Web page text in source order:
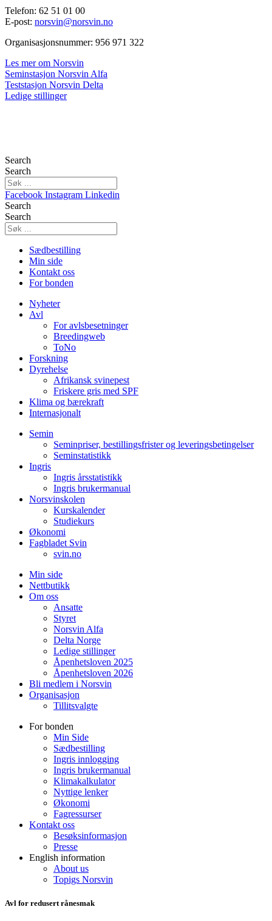
Telefon: 62 51 01 00
E-post: norsvin@norsvin.no
Organisasjonsnummer: 956 971 322
Les mer om Norsvin
Seminstasjon Norsvin Alfa
Teststasjon Norsvin Delta
Ledige stillinger
Search
Search
Facebook Instagram Linkedin
Search
Search
Sædbestilling
Min side
Kontakt oss
For bonden
Nyheter
Avl
For avlsbesetninger
Breedingweb
ToNo
Forskning
Dyrehelse
Afrikansk svinepest
Friskere gris med SPF
Klima og bærekraft
Internasjonalt
Semin
Seminpriser, bestillingsfrister og leveringsbetingelser
Seminstatistikk
Ingris
Ingris årsstatistikk
Ingris brukermanual
Norsvinskolen
Kurskalender
Studiekurs
Økonomi
Fagbladet Svin
svin.no
Min side
Nettbutikk
Om oss
Ansatte
Styret
Norsvin Alfa
Delta Norge
Ledige stillinger
Åpenhetsloven 2025
Åpenhetsloven 2026
Bli medlem i Norsvin
Organisasjon
Tillitsvalgte
For bonden
Min Side
Sædbestilling
Ingris innlogging
Ingris brukermanual
Klimakalkulator
Nyttige lenker
Økonomi
Fagressurser
Kontakt oss
Besøksinformasjon
Presse
English information
About us
Topigs Norsvin
Avl for redusert rånesmak